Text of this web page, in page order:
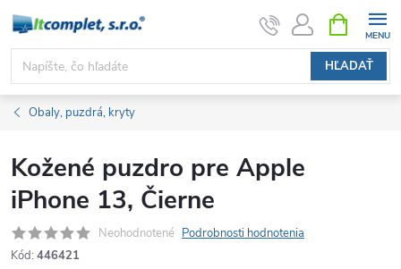
Prejsť
obsah
HĽADAŤ
KOŠÍK
Obaly, puzdrá, kryty
Kožené puzdro pre Apple
iPhone 13, Čierne
Neohodnotené Podrobnosti hodnotenia
Kód: 446421